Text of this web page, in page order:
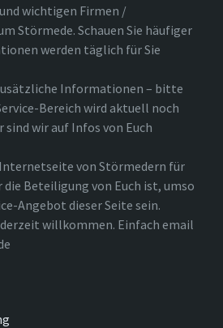
wichtigen Firmen /
Störmede. Schauen Sie häufiger
werden täglich für Sie
Informationen – bitte
Bereich wird aktuell noch
sind wir auf Infos von Euch
von Störmedern für
Beteiligung von Euch ist, umso
Angebot dieser Seite sein.
willkommen. Einfach email